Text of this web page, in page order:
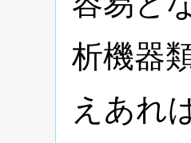
析機器
えあれ